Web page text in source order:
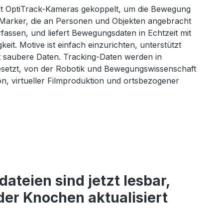
OptiTrack-Kameras gekoppelt, um die Bewegung
die an Personen und Objekten angebracht
und liefert Bewegungsdaten in Echtzeit mit
Motive ist einfach einzurichten, unterstützt
Daten. Tracking-Daten werden in
von der Robotik und Bewegungswissenschaft
virtueller Filmproduktion und ortsbezogener
sind jetzt lesbar,
Knochen aktualisiert